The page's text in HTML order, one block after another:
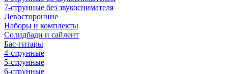
7-струнные без звукоснимателя
Левосторонние
Наборы и комплекты
Солидбади и сайлент
Бас-гитары
4-струнные
5-струнные
6-струнные